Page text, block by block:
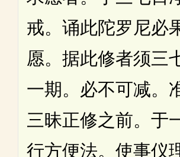
戒。诵此陀罗尼必
愿。据此修者须三
一期。必不可减。
三昧正修之前。于
行方便法。使事仪